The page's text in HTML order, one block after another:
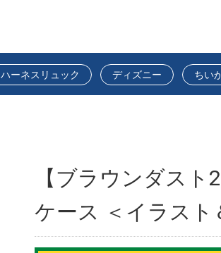
ハーネスリュック ディズニー ちい
【ブラウンダスト
ケース ＜イラスト